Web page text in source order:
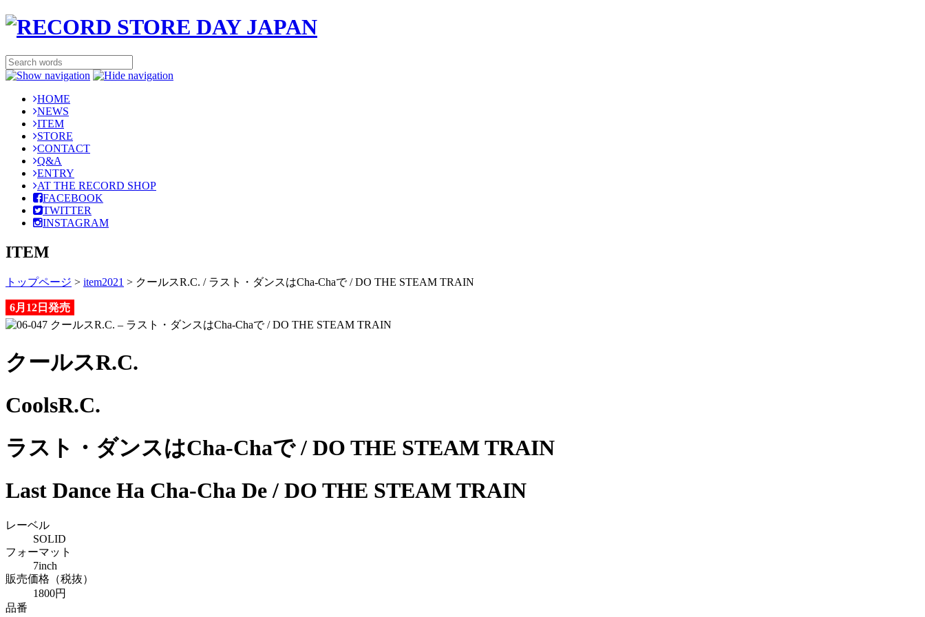
HOME
NEWS
ITEM
STORE
CONTACT
Q&A
ENTRY
AT THE RECORD SHOP
FACEBOOK
TWITTER
INSTAGRAM
ITEM
トップページ > item2021 > クールスR.C. / ラスト・ダンスはCha-Chaで / DO THE STEAM TRAIN
6月12日発売
クールスR.C.
CoolsR.C.
ラスト・ダンスはCha-Chaで / DO THE STEAM TRAIN
Last Dance Ha Cha-Cha De / DO THE STEAM TRAIN
レーベル
SOLID
フォーマット
7inch
販売価格（税抜）
1800円
品番